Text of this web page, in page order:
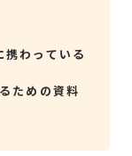
携わっている
ための資料